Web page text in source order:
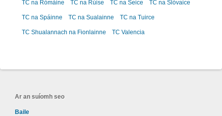
TC na Rómáine TC na Rúise TC na Seice TC na Slóvaice
TC na Spáinne TC na Sualainne TC na Tuirce
TC Shualannach na Fionlainne TC Valencia
Ar an suíomh seo
Baile